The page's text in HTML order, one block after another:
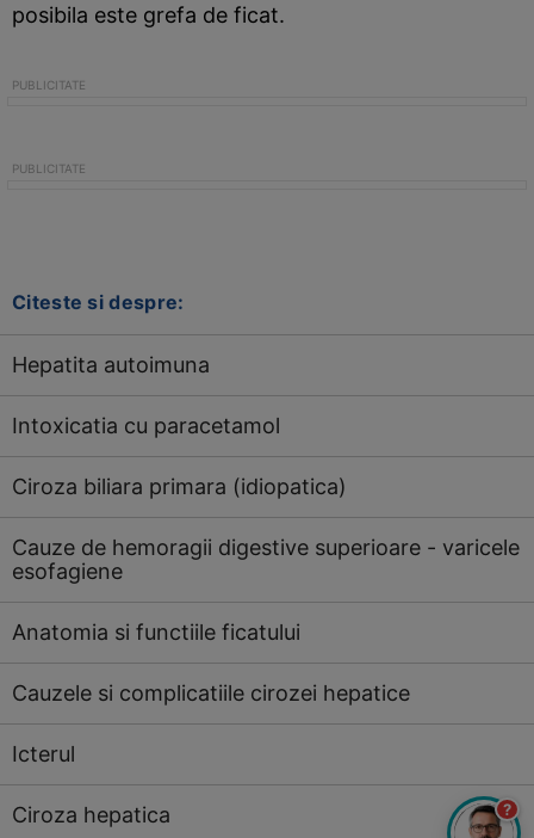
posibila este grefa de ficat.
Citeste si despre:
Hepatita autoimuna
Intoxicatia cu paracetamol
Ciroza biliara primara (idiopatica)
Cauze de hemoragii digestive superioare - varicele
esofagiene
Anatomia si functiile ficatului
Cauzele si complicatiile cirozei hepatice
Icterul
Ciroza hepatica ?